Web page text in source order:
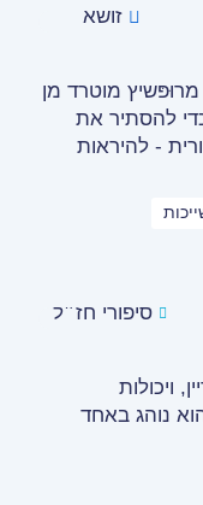
זושא
מוטרד מן
להסתיר את
- להיראות
סיפורי חז״ל
ויכולות
נוהג באחד